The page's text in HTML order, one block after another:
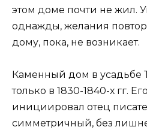
этом доме почти не жил.
однажды, желания
дому, пока, не возникает.
Каменный дом в усадьбе
только в 1830-1840-х гг.
инициировал отец
симметричный, без